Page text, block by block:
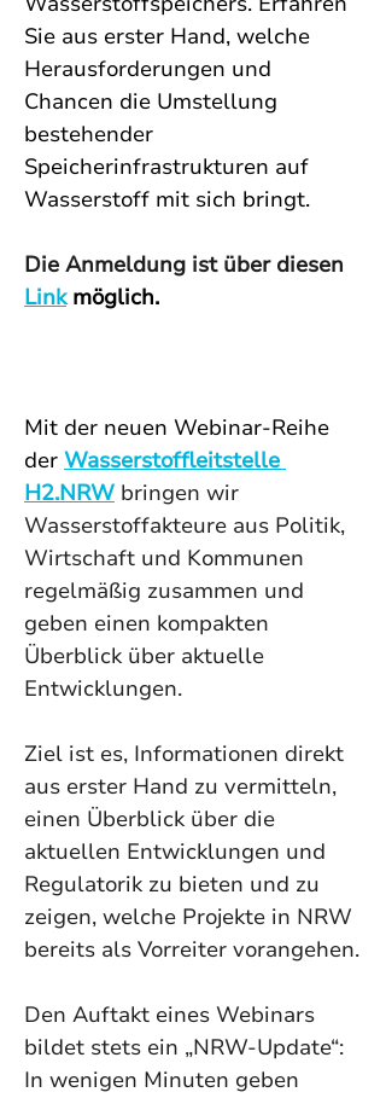
Sie aus erster Hand, welche
Herausforderungen und
Chancen die Umstellung
bestehender
Speicherinfrastrukturen auf
Wasserstoff mit sich bringt.
Die Anmeldung ist über diesen
Link möglich.
Mit der neuen Webinar-Reihe
der Wasserstoffleitstelle
H2.NRW bringen wir
Wasserstoffakteure aus Politik,
Wirtschaft und Kommunen
regelmäßig zusammen und
geben einen kompakten
Überblick über aktuelle
Entwicklungen.
Ziel ist es, Informationen direkt
aus erster Hand zu vermitteln,
einen Überblick über die
aktuellen Entwicklungen und
Regulatorik zu bieten und zu
zeigen, welche Projekte in NRW
bereits als Vorreiter vorangehen.
Den Auftakt eines Webinars
bildet stets ein „NRW-Update“:
In wenigen Minuten geben